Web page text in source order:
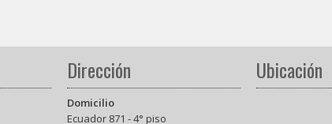
Dirección
Domicilio
Ecuador 871 - 4° piso
Ubicación